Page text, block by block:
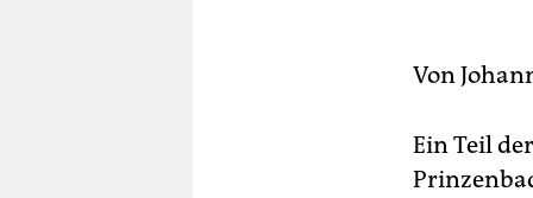
Von
Ein Teil